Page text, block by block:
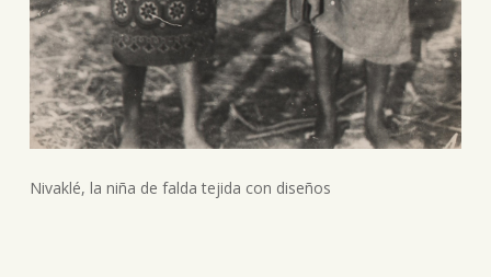
Nivaklé, la niña de falda tejida con diseños